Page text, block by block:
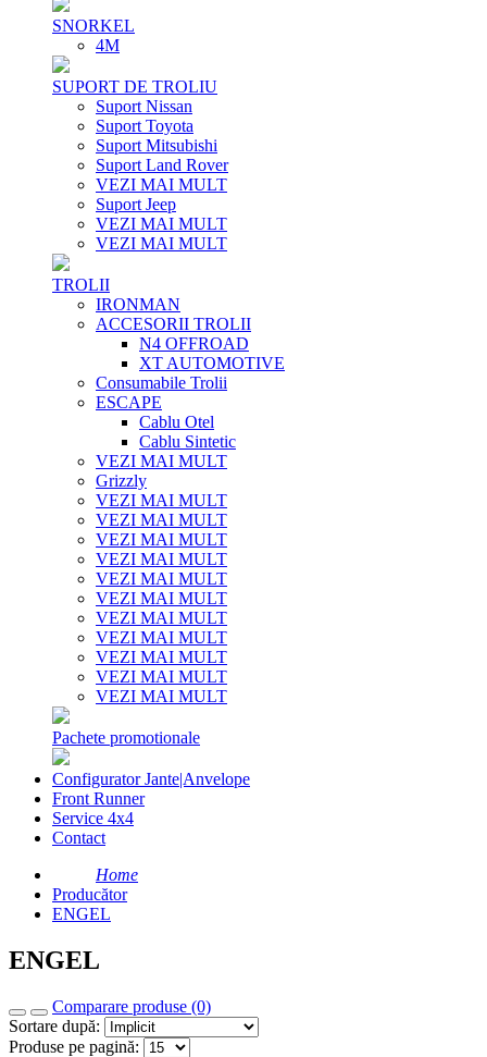
SNORKEL
4M
SUPORT DE TROLIU
Suport Nissan
Suport Toyota
Suport Mitsubishi
Suport Land Rover
VEZI MAI MULT
Suport Jeep
VEZI MAI MULT
VEZI MAI MULT
TROLII
IRONMAN
ACCESORII TROLII
N4 OFFROAD
XT AUTOMOTIVE
Consumabile Trolii
ESCAPE
Cablu Otel
Cablu Sintetic
VEZI MAI MULT
Grizzly
VEZI MAI MULT
VEZI MAI MULT
VEZI MAI MULT
VEZI MAI MULT
VEZI MAI MULT
VEZI MAI MULT
VEZI MAI MULT
VEZI MAI MULT
VEZI MAI MULT
VEZI MAI MULT
VEZI MAI MULT
Pachete promotionale
Configurator Jante|Anvelope
Front Runner
Service 4x4
Contact
Home
Producător
ENGEL
ENGEL
Comparare produse (0)
Sortare după:
Produse pe pagină: